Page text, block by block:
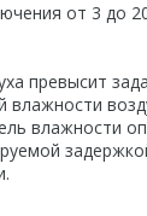
от 3 до
превысит
влажности
влажности